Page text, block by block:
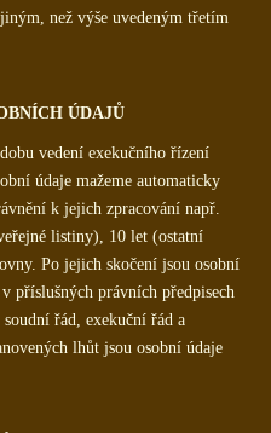
než výše uvedeným třetím
ÚDAJŮ
vedení exekučního řízení
údaje mažeme automaticky
k jejich zpracování např.
listiny), 10 let (ostatní
Po jejich skočení jsou osobní
příslušných právních předpisech
řád, exekuční řád a
lhůt jsou osobní údaje